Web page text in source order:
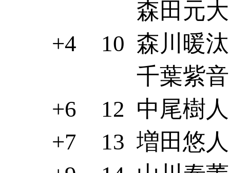
森田元
+4
10 森川暖
千葉紫
+6
12 中尾樹
+7
13 増田悠